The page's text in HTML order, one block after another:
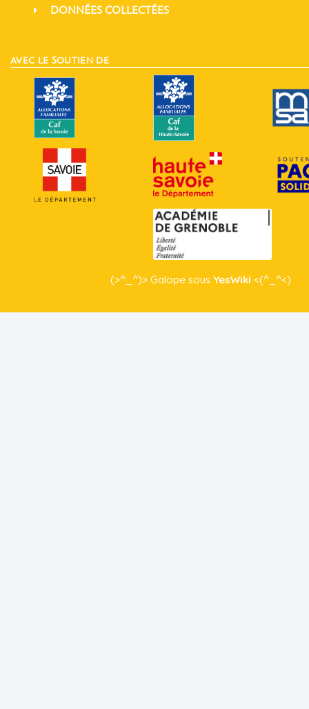
DONNÉES COLLECTÉES
AVEC LE SOUTIEN DE
(>^_^)> Galope sousYesWiki <(^_^<)